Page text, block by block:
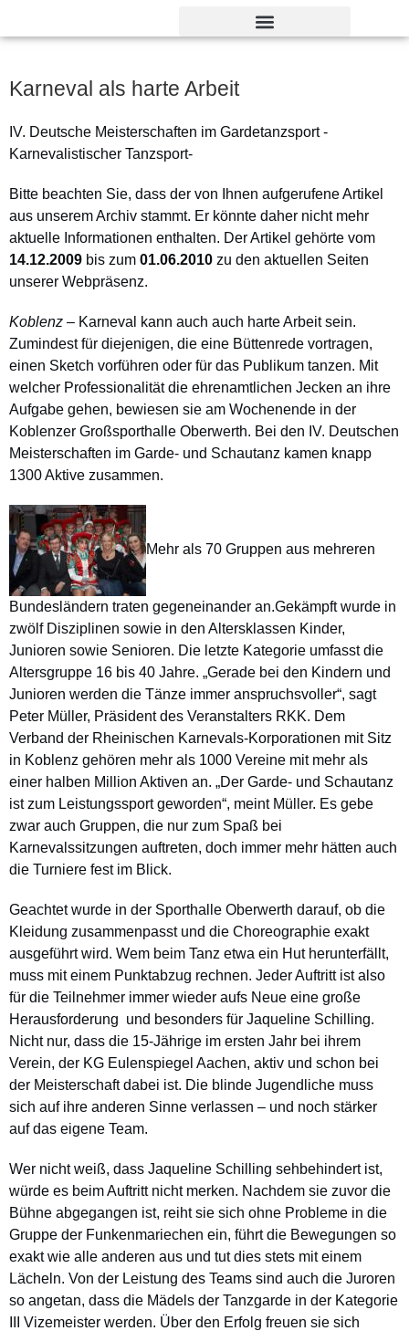
Karneval als harte Arbeit
IV. Deutsche Meisterschaften im Gardetanzsport -
Karnevalistischer Tanzsport-
Bitte beachten Sie, dass der von Ihnen aufgerufene Artikel
aus unserem Archiv stammt. Er könnte daher nicht mehr
aktuelle Informationen enthalten. Der Artikel gehörte vom
14.12.2009 bis zum 01.06.2010 zu den aktuellen Seiten
unserer Webpräsenz.
Koblenz – Karneval kann auch auch harte Arbeit sein.
Zumindest für diejenigen, die eine Büttenrede vortragen,
einen Sketch vorführen oder für das Publikum tanzen. Mit
welcher Professionalität die ehrenamtlichen Jecken an ihre
Aufgabe gehen, bewiesen sie am Wochenende in der
Koblenzer Großsporthalle Oberwerth. Bei den IV. Deutschen
Meisterschaften im Garde- und Schautanz kamen knapp
1300 Aktive zusammen.
Mehr als 70 Gruppen aus mehreren
Bundesländern traten gegeneinander an.Gekämpft wurde in
zwölf Disziplinen sowie in den Altersklassen Kinder,
Junioren sowie Senioren. Die letzte Kategorie umfasst die
Altersgruppe 16 bis 40 Jahre. „Gerade bei den Kindern und
Junioren werden die Tänze immer anspruchsvoller“, sagt
Peter Müller, Präsident des Veranstalters RKK. Dem
Verband der Rheinischen Karnevals-Korporationen mit Sitz
in Koblenz gehören mehr als 1000 Vereine mit mehr als
einer halben Million Aktiven an. „Der Garde- und Schautanz
ist zum Leistungssport geworden“, meint Müller. Es gebe
zwar auch Gruppen, die nur zum Spaß bei
Karnevalssitzungen auftreten, doch immer mehr hätten auch
die Turniere fest im Blick.
Geachtet wurde in der Sporthalle Oberwerth darauf, ob die
Kleidung zusammenpasst und die Choreographie exakt
ausgeführt wird. Wem beim Tanz etwa ein Hut herunterfällt,
muss mit einem Punktabzug rechnen. Jeder Auftritt ist also
für die Teilnehmer immer wieder aufs Neue eine große
Herausforderung ­ und besonders für Jaqueline Schilling.
Nicht nur, dass die 15-Jährige im ersten Jahr bei ihrem
Verein, der KG Eulenspiegel Aachen, aktiv und schon bei
der Meisterschaft dabei ist. Die blinde Jugendliche muss
sich auf ihre anderen Sinne verlassen – und noch stärker
auf das eigene Team.
Wer nicht weiß, dass Jaqueline Schilling sehbehindert ist,
würde es beim Auftritt nicht merken. Nachdem sie zuvor die
Bühne abgegangen ist, reiht sie sich ohne Probleme in die
Gruppe der Funkenmariechen ein, führt die Bewegungen so
exakt wie alle anderen aus und tut dies stets mit einem
Lächeln. Von der Leistung des Teams sind auch die Juroren
so angetan, dass die Mädels der Tanzgarde in der Kategorie
III Vizemeister werden. Über den Erfolg freuen sie sich